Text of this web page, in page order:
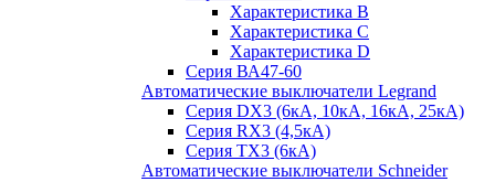
Характеристика B
Характеристика C
Характеристика D
Серия ВА47-60
Автоматические выключатели Legrand
Серия DX3 (6кА, 10кА, 16кА, 25кА)
Серия RX3 (4,5кА)
Серия TX3 (6кА)
Автоматические выключатели Schneider